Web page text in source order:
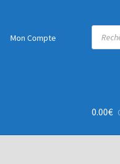
Mon Compte
produits
0.00€